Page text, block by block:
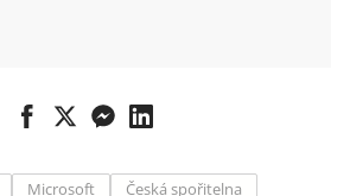
Microsoft
Česká spořitelna